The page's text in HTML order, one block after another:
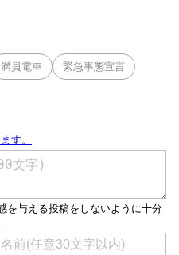
満員電車 緊急事態宣言